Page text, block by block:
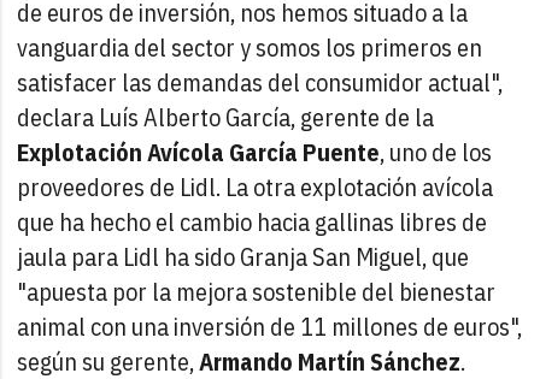
de euros de inversión, nos hemos situado a la
vanguardia del sector y somos los primeros en
satisfacer las demandas del consumidor actual",
declara Luís Alberto García, gerente de la
Explotación Avícola García Puente, uno de los
proveedores de Lidl. La otra explotación avícola
que ha hecho el cambio hacia gallinas libres de
jaula para Lidl ha sido Granja San Miguel, que
"apuesta por la mejora sostenible del bienestar
animal con una inversión de 11 millones de euros",
según su gerente,Armando Martín Sánchez.